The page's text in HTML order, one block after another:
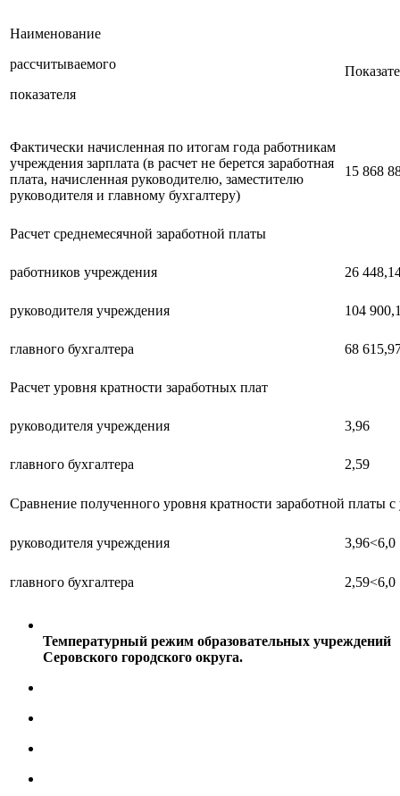
Наименование
рассчитываемого
показателя
Фактически начисленная по итогам года работникам
учреждения зарплата (в расчет не берется заработная
плата, начисленная руководителю, заместителю
руководителя и главному бухгалтеру)
15 868
Расчет среднемесячной заработной платы
работников учреждения 26
руководителя учреждения 104
главного бухгалтера 68
Расчет уровня кратности заработных плат
руководителя учреждения 3,96
главного бухгалтера 2,59
Сравнение полученного уровня кратности заработной платы
руководителя учреждения 3,96<6,0
главного бухгалтера 2,59<6,0
Температурный режим образовательных учреждений
Серовского городского округа.